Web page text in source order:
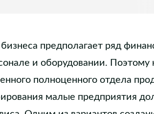
предполагает ряд
и оборудовании.
полноценного отдела
малые предприятия